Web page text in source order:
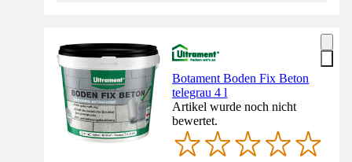
Botament Boden Fix Beton
telegrau 4 l
Artikel wurde noch nicht
bewertet.